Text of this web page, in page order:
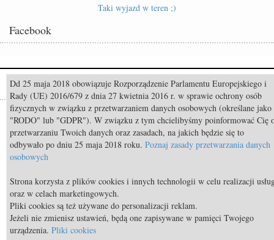
Taki wyjazd w teren ;)
Facebook
Popularne
Odszedł Monty Roberts – człowiek, który nauczył świat słuchać koni
Pride of Poland & Summer Sale 2026: Katalog oferowanych koni
Constable FRH (Contendro I x Diarado) sprzedany do USA
TOP 9 najdroższych koni świata
Jazda konna: Brązowa Odznaka Jeździecka - czworobok
Dd 25 maja 2018 obowiązuje Rozporządzenie Parlamentu Europejskiego i
Rady (UE) 2016/679 z dnia 27 kwietnia 2016 r. w sprawie ochrony osób
fizycznych w związku z przetwarzaniem danych osobowych (określane jako
"RODO" lub "GDPR"). W związku z tym chcielibyśmy poinformować Cię
przetwarzaniu Twoich danych oraz zasadach, na jakich będzie się to
odbywało po dniu 25 maja 2018 roku. Poznaj zasady przetwarzania danych
osobowych
Strona korzysta z plików cookies i innych technologii w celu realizacji
oraz w celach marketingowych.
Pliki cookies są też używane do personalizacji reklam.
Jeżeli nie zmienisz ustawień, będą one zapisywane w pamięci Twojego
urządzenia. Pliki cookies